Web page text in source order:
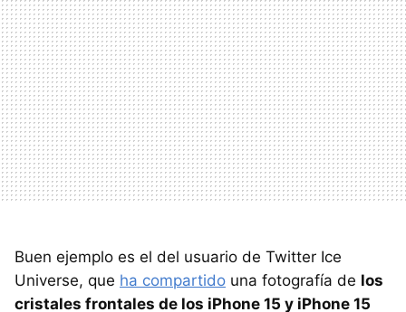
Buen ejemplo es el del usuario de Twitter Ice
Universe, que ha compartido una fotografía de los
cristales frontales de los iPhone 15 y iPhone 15